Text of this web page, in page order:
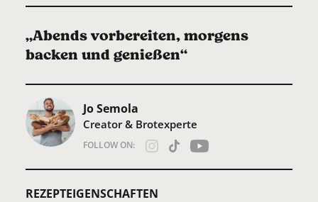
„Abends vorbereiten, morgens
backen und genießen“
Jo Semola
Creator & Brotexperte
FOLLOW ON:
REZEPTEIGENSCHAFTEN